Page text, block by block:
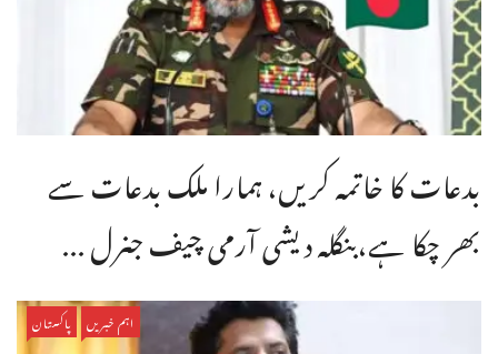
بدعات کا خاتمہ کریں، ہمارا ملک بدعات سے
بھر چکا ہے،بنگله دیشی آرمی چیف جنرل ...
اہم خبریں پاکستان